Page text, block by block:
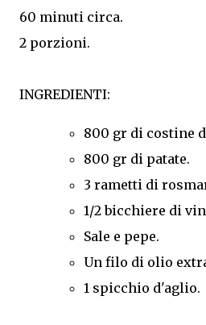
60 minuti circa.
2 porzioni.
INGREDIENTI:
800 gr di costine
800 gr di patate.
3 rametti di
1/2 bicchiere di
Sale e pepe.
Un filo di olio
1 spicchio d'aglio.